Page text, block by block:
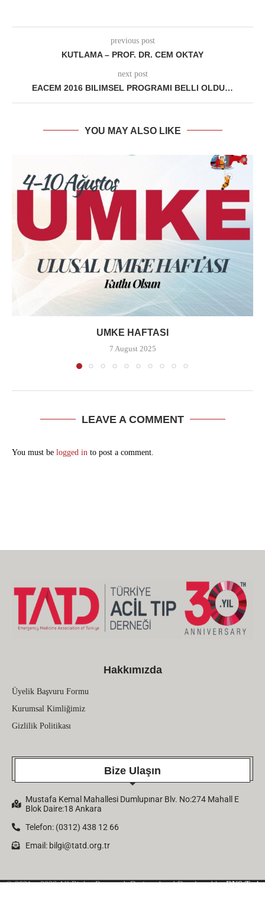
previous post
KUTLAMA – PROF. DR. CEM OKTAY
next post
EACEM 2016 BILIMSEL PROGRAMI BELLI OLDU…
YOU MAY ALSO LIKE
UMKE HAFTASI
7 August 2025
LEAVE A COMMENT
You must be logged in to post a comment.
Hakkımızda
Üyelik Başvuru Formu
Kurumsal Kimliğimiz
Gizlilik Politikası
Bize Ulaşın
Mustafa Kemal Mahallesi Dumlupınar Blv. No:274 Mahall E
Blok Daire:18 Ankara
Telefon: (0312) 438 12 66
Email: bilgi@tatd.org.tr
© 2021 – 2026 All Rights Reserved. Designed and Developed byDNS Tech